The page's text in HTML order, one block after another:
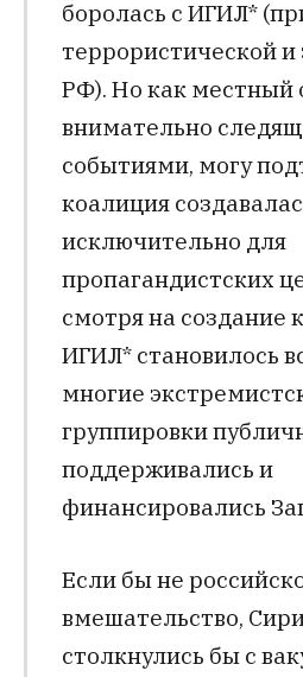
боролась с ИГИЛ*
террористической
РФ). Но как местный
внимательно
событиями, могу
коалиция
исключительно для
пропагандистских
смотря на создание
ИГИЛ* становилось
многие
группировки
поддерживались и
финансировались
Если бы не
вмешательство,
столкнулись бы с